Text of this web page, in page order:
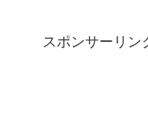
スポンサーリン